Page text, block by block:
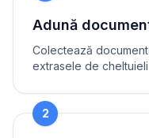
Adună
Colectează
extrasele de cheltuieli
2